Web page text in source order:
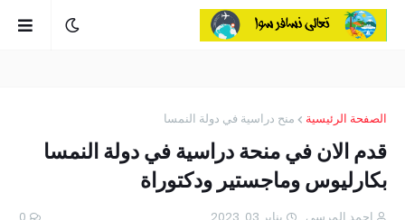
الصفحة الرئيسية منح دراسية في دولة النمسا
قدم الان في منحة دراسية في دولة النمسا
بكارليوس وماجستير ودكتوراة